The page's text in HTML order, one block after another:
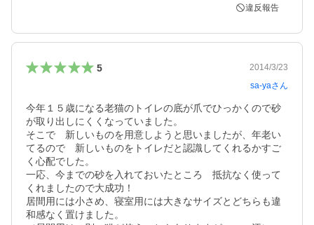
違反報告
5
2014/3/23
sa-yaさん
今年１５歳になる老猫のトイレの底が爪でひっかくので砂
が取り出しにくくなっていました。
そこで　新しいものを用意しようと思いましたが、年老い
てるので　新しいものをトイレだと認識してくれるかすご
く心配でした。
一応、今までの砂を入れておいたところ　抵抗なく使って
くれましたので大成功！
居間用には小さめ、寝室用には大きなサイズとどちらも違
和感なく置けました。